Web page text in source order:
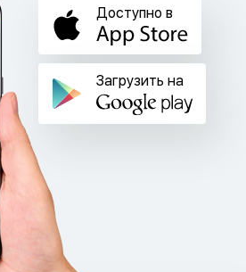
Доступно в
Загрузить на